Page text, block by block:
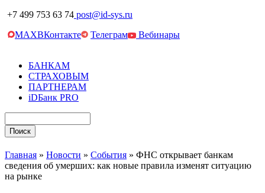
+7 499 753 63 74 post@id-sys.ru
MAXВКонтакте Телеграм Вебинары
БАНКАМ
СТРАХОВЫМ
ПАРТНЕРАМ
iDБанк PRO
Главная » Новости » События » ФНС открывает банкам
сведения об умерших: как новые правила изменят ситуацию
на рынке